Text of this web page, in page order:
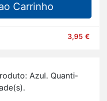
Carrinho
3,95 €
Azul. Quan­ti­